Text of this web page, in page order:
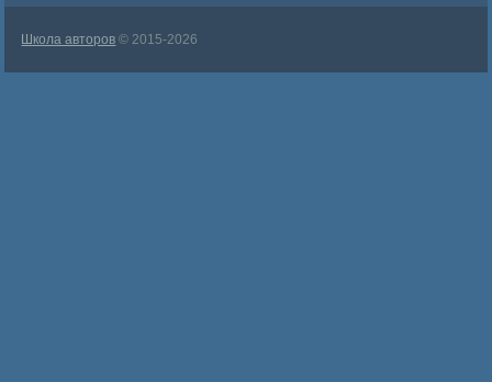
Школа авторов © 2015-2026